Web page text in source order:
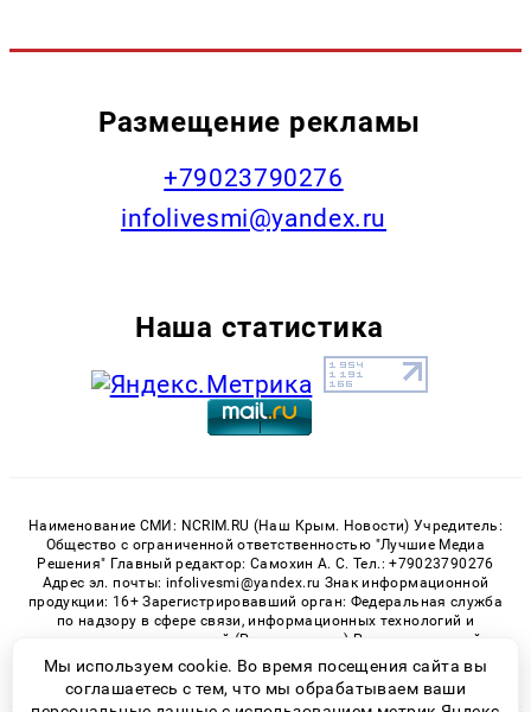
Размещение рекламы
+79023790276
infolivesmi@yandex.ru
Наша статистика
Наименование СМИ: NCRIM.RU (Наш Крым. Новости) Учредитель:
Общество с ограниченной ответственностью "Лучшие Медиа
Решения" Главный редактор: Самохин А. С. Тел.: +79023790276
Адрес эл. почты: infolivesmi@yandex.ru Знак информационной
продукции: 16+ Зарегистрировавший орган: Федеральная служба
по надзору в сфере связи, информационных технологий и
массовых коммуникаций (Роскомнадзор) Регистрационный
номер СМИ ЭЛ № ФС 77 - 81150 от 02.06.2021
Мы используем cookie. Во время посещения сайта вы
соглашаетесь с тем, что мы обрабатываем ваши